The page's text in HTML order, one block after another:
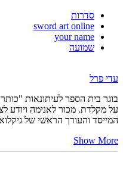
סדרות
sword art online
your name
שמועה
עדי פרל
בוגר בית הספר לעיתונאות
על מקלדת. מכור לאנימה ויודע
המייסד והעורך הראשי של
Show More